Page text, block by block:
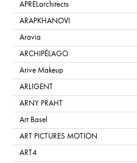
APRELarchitects
ARAPKHANOVI
Aravia
ARCHIPÉLAGO
Arive Makeup
ARLIGENT
ARNY PRAHT
Art Basel
ART PICTURES MOTION
ART4